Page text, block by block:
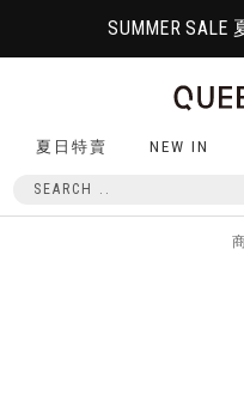
SUMMER SALE
夏日特賣 NEW IN